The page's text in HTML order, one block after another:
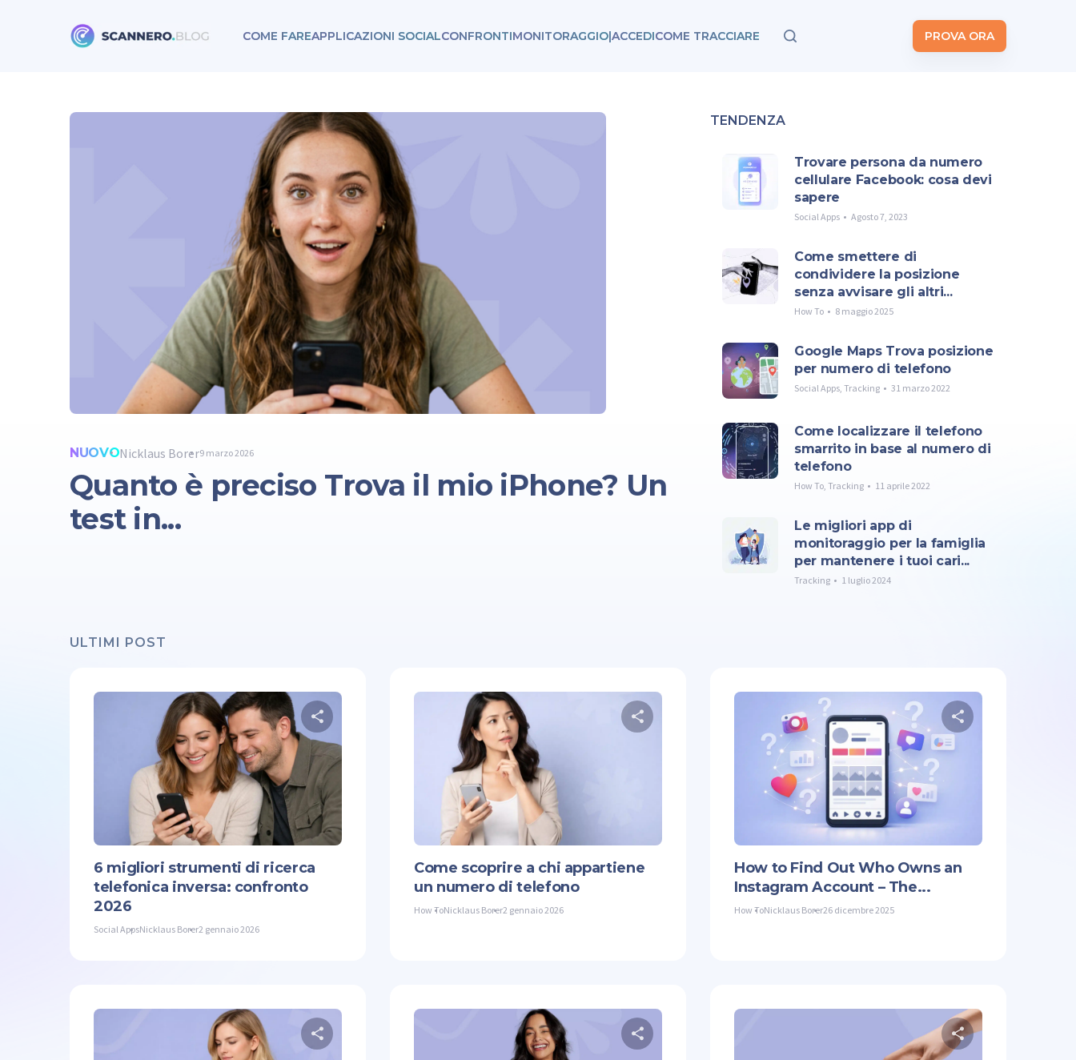
COME FAREAPPLICAZIONI SOCIALCONFRONTIMONITORAGGIO|ACCEDICOME TRACCIARE PROVA ORA
NUOVONicklaus Borer9 marzo 2026
Quanto è preciso Trova il mio iPhone? Un
test in...
TENDENZA
Trovare persona da numero
cellulare Facebook: cosa devi
sapere
Social Apps Agosto 7, 2023
Come smettere di
condividere la posizione
senza avvisare gli altri...
How To 8 maggio 2025
Google Maps Trova posizione
per numero di telefono
Social Apps, Tracking 31 marzo 2022
Come localizzare il telefono
smarrito in base al numero di
telefono
How To, Tracking 11 aprile 2022
Le migliori app di
monitoraggio per la famiglia
per mantenere i tuoi cari...
Tracking 1 luglio 2024
ULTIMI POST
Condividi questo articolo
Copiare il link
6 migliori strumenti di ricerca
telefonica inversa: confronto
2026
Social AppsNicklaus Borer2 gennaio 2026
Condividi questo articolo
Copiare il link
Come scoprire a chi appartiene
un numero di telefono
How ToNicklaus Borer2 gennaio 2026
How to Find Out Who Owns an
Instagram Account – The...
How ToNicklaus Borer26 dicembre 2025